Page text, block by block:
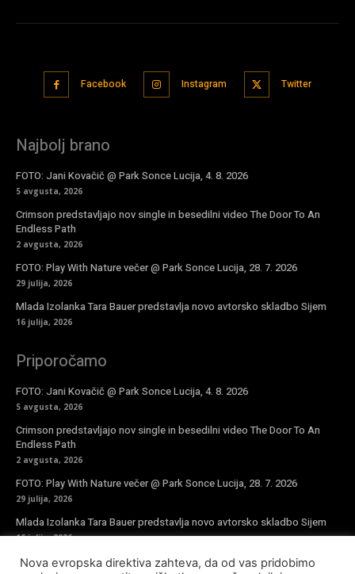
Facebook Instagram Twitter
Najbolj brano
FOTO: Jani Kovačič @ Park Sonce Lucija, 4. 8. 2026
5 avgusta, 2026
Crimson predstavljajo nov single in besedilni video The Door To An
Endless Path
2 avgusta, 2026
FOTO: Play With Nature večer @ Park Sonce Lucija, 28. 7. 2026
29 julija, 2026
Mlada Izolanka Tara Bauer predstavlja novo avtorsko skladbo Sijem
16 julija, 2026
Priporočamo
FOTO: Jani Kovačič @ Park Sonce Lucija, 4. 8. 2026
5 avgusta, 2026
Crimson predstavljajo nov single in besedilni video The Door To An
Endless Path
2 avgusta, 2026
FOTO: Play With Nature večer @ Park Sonce Lucija, 28. 7. 2026
29 julija, 2026
Mlada Izolanka Tara Bauer predstavlja novo avtorsko skladbo Sijem
16 julija, 2026
Nova evropska direktiva zahteva, da od vas pridobimo